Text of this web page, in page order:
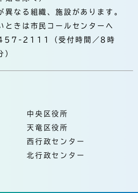
なる組織、施設があります。
ときは市民コールセンターへ
2111（受付時間／8時
中央区役所
天竜区役所
西行政センター
北行政センター